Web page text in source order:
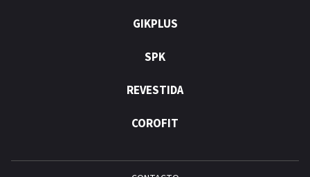
GIKPLUS
SPK
REVESTIDA
COROFIT